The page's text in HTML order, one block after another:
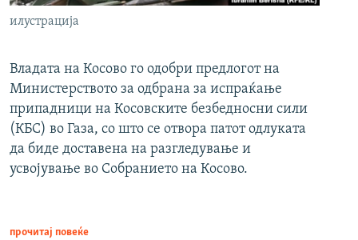
илустрација
Владата на Косово го одобри предлогот на
Министерството за одбрана за испраќање
припадници на Косовските безбедносни сили
(КБС) во Газа, со што се отвора патот одлуката
да биде доставена на разгледување и
усвојување во Собранието на Косово.
прочитај повеќе